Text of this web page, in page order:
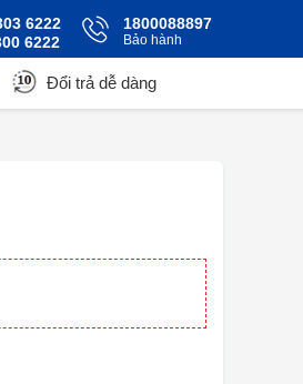
6222
6222
1800088897
Bảo hành
Đổi trả dễ dàng